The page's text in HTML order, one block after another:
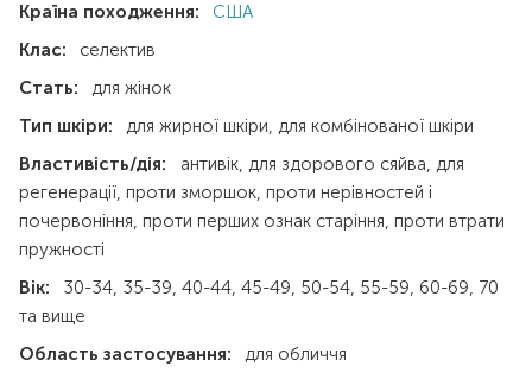
Країна походження:
США
Клас:
селектив
Стать:
для жінок
Тип шкіри:
для жирної шкіри для комбінованої шкіри
Властивість/дія:
антивік для здорового сяйва
регенерації проти зморшок
почервоніння проти перших ознак старіння
пружності
Вік:
30-34 35-39 40-44 45-49 50-54 55-59 60-69
та вище
Область застосування:
для обличчя